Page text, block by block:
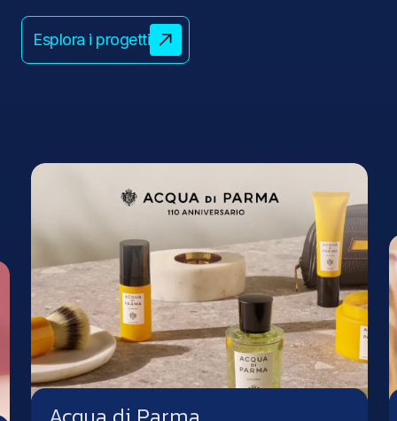
Esplora i progetti